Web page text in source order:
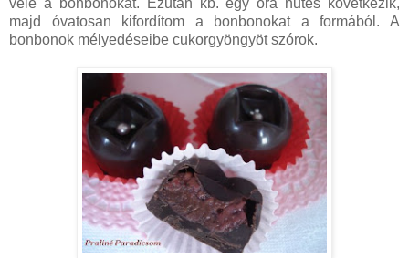
vele a bonbonokat. Ezután kb. egy óra hűtés következik,
majd óvatosan kifordítom a bonbonokat a formából. A
bonbonok mélyedéseibe cukorgyöngyöt szórok.